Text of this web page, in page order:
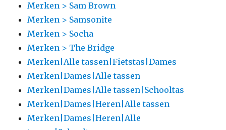
Merken > Sam Brown
Merken > Samsonite
Merken > Socha
Merken > The Bridge
Merken|Alle tassen|Fietstas|Dames
Merken|Dames|Alle tassen
Merken|Dames|Alle tassen|Schooltas
Merken|Dames|Heren|Alle tassen
Merken|Dames|Heren|Alle